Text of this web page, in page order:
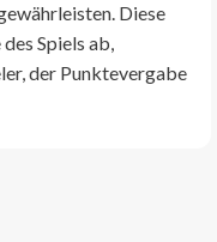
Diese
Spiels ab,
der Punktevergabe